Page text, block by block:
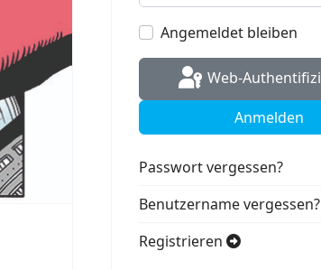
Angemeldet bleiben
Web-
Anmelden
Passwort vergessen?
Benutzername vergessen?
Registrieren